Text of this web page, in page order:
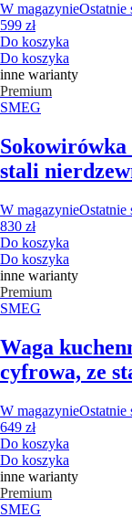
W magazynieOstatnie
599 zł
Do koszyka
Do koszyka
inne warianty
Premium
SMEG
Sokowirówka
stali
W magazynieOstatnie
830 zł
Do koszyka
Do koszyka
inne warianty
Premium
SMEG
Waga
cyfrowa, ze
W magazynieOstatnie
649 zł
Do koszyka
Do koszyka
inne warianty
Premium
SMEG